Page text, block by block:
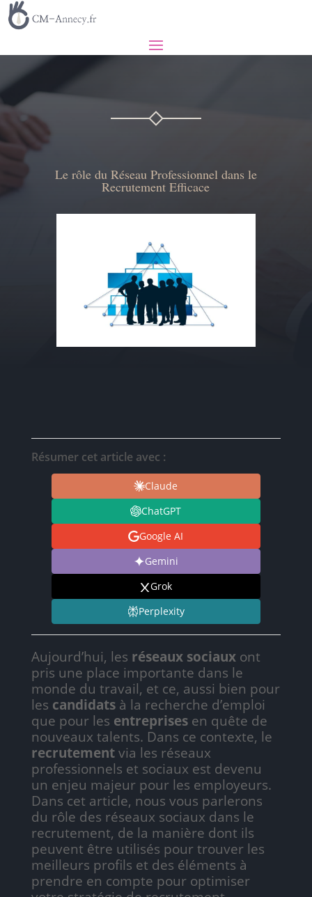
Le rôle du Réseau Professionnel dans le
Recrutement Efficace
Résumer cet article avec :
Claude
ChatGPT
Google AI
Gemini
Grok
Perplexity
Aujourd’hui, les réseaux sociauxont
pris une place importante dans le
monde du travail, et ce, aussi bien pour
les candidatsà la recherche d’emploi
que pour les entreprisesen quête de
nouveaux talents. Dans ce contexte, le
recrutementvia les réseaux
professionnels et sociaux est devenu
un enjeu majeur pour les employeurs.
Dans cet article, nous vous parlerons
du rôle des réseaux sociaux dans le
recrutement, de la manière dont ils
peuvent être utilisés pour trouver les
meilleurs profils et des éléments à
prendre en compte pour optimiser